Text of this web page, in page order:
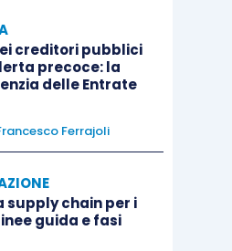
come di attualità il tema
alla revisione delle norme
dell’obbligo di
oltre l’attuale limite
obbligatoria di un
sulle piste,
creditori pubblici
precoce: la
delle Entrate
Ferrajoli
supply chain per i
guida e fasi